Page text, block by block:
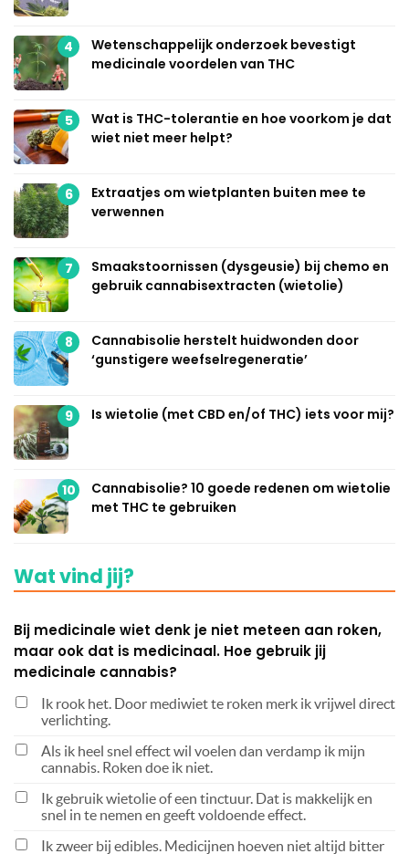
4
Wetenschappelijk onderzoek bevestigt
medicinale voordelen van THC
5
Wat is THC-tolerantie en hoe voorkom je dat
wiet niet meer helpt?
6
Extraatjes om wietplanten buiten mee te
verwennen
7
Smaakstoornissen (dysgeusie) bij chemo en
gebruik cannabisextracten (wietolie)
8
Cannabisolie herstelt huidwonden door
‘gunstigere weefselregeneratie’
9 Is wietolie (met CBD en/of THC) iets voor mij?
10
Cannabisolie? 10 goede redenen om wietolie
met THC te gebruiken
Wat vind jij?
Bij medicinale wiet denk je niet meteen aan roken,
maar ook dat is medicinaal. Hoe gebruik jij
medicinale cannabis?
Ik rook het. Door mediwiet te roken merk ik vrijwel direct
verlichting.
Als ik heel snel effect wil voelen dan verdamp ik mijn
cannabis. Roken doe ik niet.
Ik gebruik wietolie of een tinctuur. Dat is makkelijk en
snel in te nemen en geeft voldoende effect.
Ik zweer bij edibles. Medicijnen hoeven niet altijd bitter